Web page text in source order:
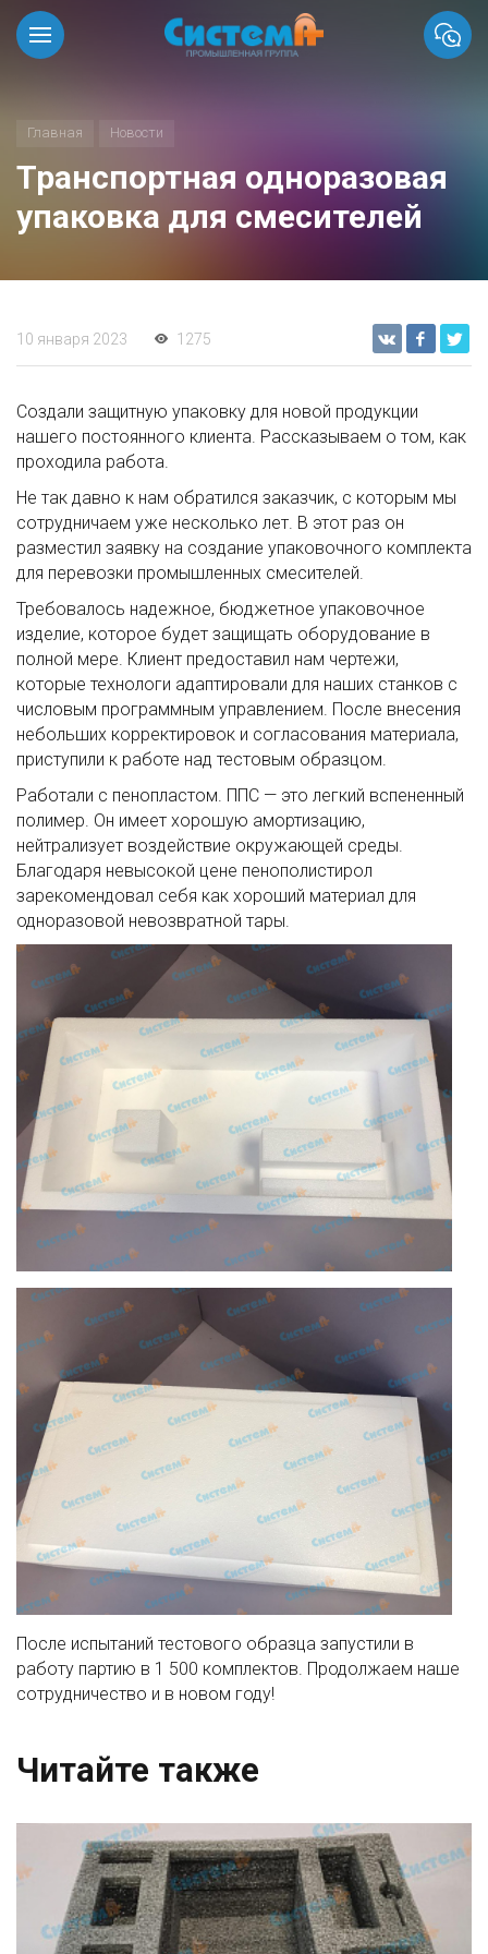
Главная Новости
Транспортная одноразовая
упаковка для смесителей
10 января 2023 1275
Создали защитную упаковку для новой продукции
нашего постоянного клиента. Рассказываем о том, как
проходила работа.
Не так давно к нам обратился заказчик, с которым мы
сотрудничаем уже несколько лет. В этот раз он
разместил заявку на создание упаковочного комплекта
для перевозки промышленных смесителей.
Требовалось надежное, бюджетное упаковочное
изделие, которое будет защищать оборудование в
полной мере. Клиент предоставил нам чертежи,
которые технологи адаптировали для наших станков с
числовым программным управлением. После внесения
небольших корректировок и согласования материала,
приступили к работе над тестовым образцом.
Работали с пенопластом. ППС — это легкий вспененный
полимер. Он имеет хорошую амортизацию,
нейтрализует воздействие окружающей среды.
Благодаря невысокой цене пенополистирол
зарекомендовал себя как хороший материал для
одноразовой невозвратной тары.
После испытаний тестового образца запустили в
работу партию в 1 500 комплектов. Продолжаем наше
сотрудничество и в новом году!
Читайте также